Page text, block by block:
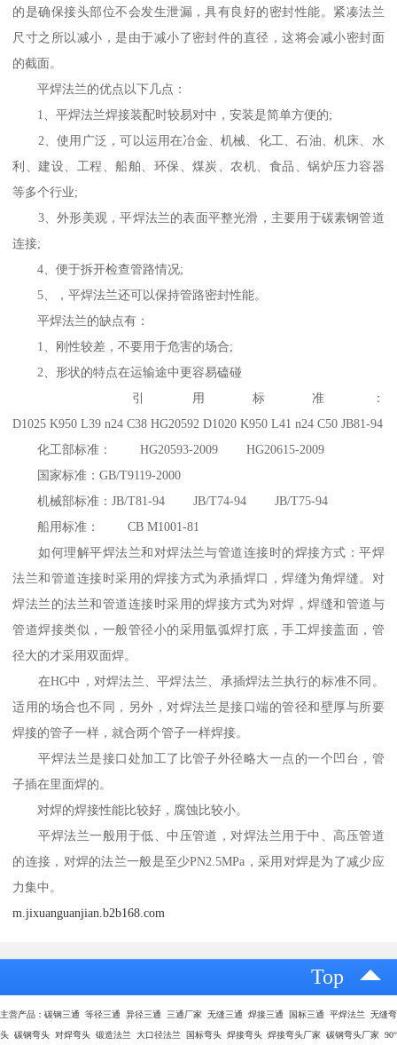
的是确保接头部位不会发生泄漏，具有良好的密封性能。紧凑法兰
尺寸之所以减小，是由于减小了密封件的直径，这将会减小密封面
的截面。
平焊法兰的优点以下几点：
1、平焊法兰焊接装配时较易对中，安装是简单方便的;
2、使用广泛，可以运用在冶金、机械、化工、石油、机床、水
利、建设、工程、船舶、环保、煤炭、农机、食品、锅炉压力容器
等多个行业;
3、外形美观，平焊法兰的表面平整光滑，主要用于碳素钢管道
连接;
4、便于拆开检查管路情况;
5、，平焊法兰还可以保持管路密封性能。
平焊法兰的缺点有：
1、刚性较差，不要用于危害的场合;
2、形状的特点在运输途中更容易磕碰
引用标准：
D1025 K950 L39 n24 C38 HG20592 D1020 K950 L41 n24 C50 JB81-94
化工部标准： HG20593-2009 HG20615-2009
国家标准：GB/T9119-2000
机械部标准：JB/T81-94 JB/T74-94 JB/T75-94
船用标准： CB M1001-81
如何理解平焊法兰和对焊法兰与管道连接时的焊接方式：平焊
法兰和管道连接时采用的焊接方式为承插焊口，焊缝为角焊缝。对
焊法兰的法兰和管道连接时采用的焊接方式为对焊，焊缝和管道与
管道焊接类似，一般管径小的采用氩弧焊打底，手工焊接盖面，管
径大的才采用双面焊。
在HG中，对焊法兰、平焊法兰、承插焊法兰执行的标准不同。
适用的场合也不同，另外，对焊法兰是接口端的管径和壁厚与所要
焊接的管子一样，就合两个管子一样焊接。
平焊法兰是接口处加工了比管子外径略大一点的一个凹台，管
子插在里面焊的。
对焊的焊接性能比较好，腐蚀比较小。
平焊法兰一般用于低、中压管道，对焊法兰用于中、高压管道
的连接，对焊的法兰一般是至少PN2.5MPa，采用对焊是为了减少应
力集中。
m.jixuanguanjian.b2b168.com
Top
主营产品：碳钢三通 等径三通 异径三通 三通厂家 无缝三通 焊接三通 国标三通 平焊法兰 无缝弯
头 碳钢弯头 对焊弯头 锻造法兰 大口径法兰 国标弯头 焊接弯头 焊接弯头厂家 碳钢弯头厂家 90°